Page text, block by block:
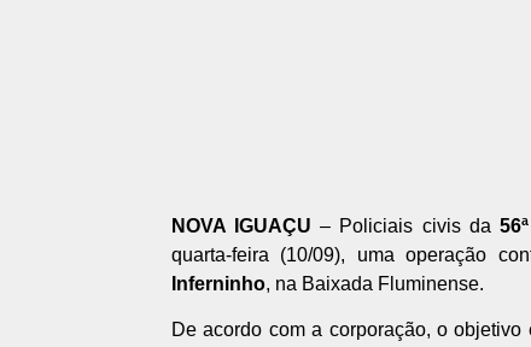
NOVA IGUAÇU – Policiais civis da
quarta-feira (10/09), uma operação
Inferninho, na Baixada Fluminense.
De acordo com a corporação, o